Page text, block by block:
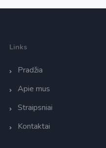
Links
Pradžia
Apie mus
Straipsniai
Kontaktai